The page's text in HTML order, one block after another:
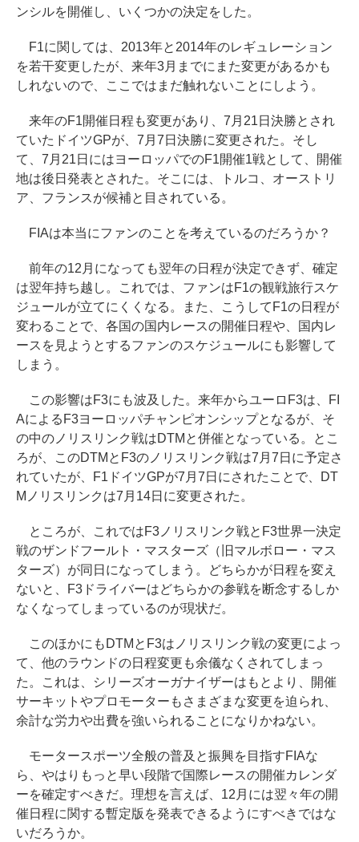
ンシルを開催し、いくつかの決定をした。
F1に関しては、2013年と2014年のレギュレーション
を若干変更したが、来年3月までにまた変更があるかも
しれないので、ここではまだ触れないことにしよう。
来年のF1開催日程も変更があり、7月21日決勝とされ
ていたドイツGPが、7月7日決勝に変更された。そし
て、7月21日にはヨーロッパでのF1開催1戦として、開催
地は後日発表とされた。そこには、トルコ、オーストリ
ア、フランスが候補と目されている。
FIAは本当にファンのことを考えているのだろうか？
前年の12月になっても翌年の日程が決定できず、確定
は翌年持ち越し。これでは、ファンはF1の観戦旅行スケ
ジュールが立てにくくなる。また、こうしてF1の日程が
変わることで、各国の国内レースの開催日程や、国内レ
ースを見ようとするファンのスケジュールにも影響して
しまう。
この影響はF3にも波及した。来年からユーロF3は、FI
AによるF3ヨーロッパチャンピオンシップとなるが、そ
の中のノリスリンク戦はDTMと併催となっている。とこ
ろが、このDTMとF3のノリスリンク戦は7月7日に予定さ
れていたが、F1ドイツGPが7月7日にされたことで、DT
Mノリスリンクは7月14日に変更された。
ところが、これではF3ノリスリンク戦とF3世界一決定
戦のザンドフールト・マスターズ（旧マルボロー・マス
ターズ）が同日になってしまう。どちらかが日程を変え
ないと、F3ドライバーはどちらかの参戦を断念するしか
なくなってしまっているのが現状だ。
このほかにもDTMとF3はノリスリンク戦の変更によっ
て、他のラウンドの日程変更も余儀なくされてしまっ
た。これは、シリーズオーガナイザーはもとより、開催
サーキットやプロモーターもさまざまな変更を迫られ、
余計な労力や出費を強いられることになりかねない。
モータースポーツ全般の普及と振興を目指すFIAな
ら、やはりもっと早い段階で国際レースの開催カレンダ
ーを確定すべきだ。理想を言えば、12月には翌々年の開
催日程に関する暫定版を発表できるようにすべきではな
いだろうか。